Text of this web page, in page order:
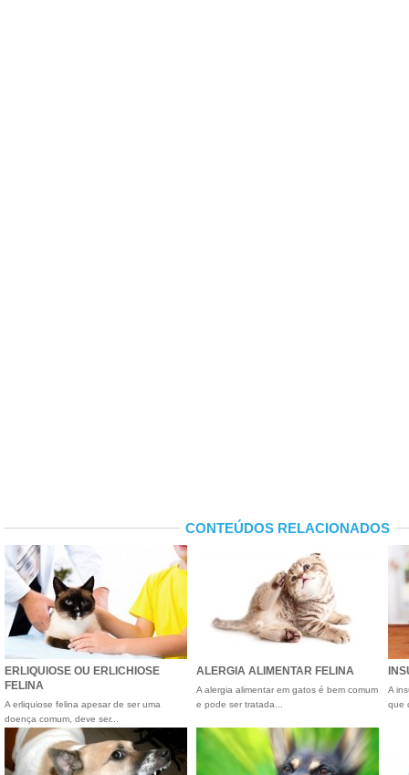
CONTEÚDOS RELACIONADOS
ERLIQUIOSE OU ERLICHIOSE
FELINA
A erliquiose felina apesar de ser uma
doença comum, deve ser...
ALERGIA ALIMENTAR FELINA
A alergia alimentar em gatos é bem comum
e pode ser tratada...
A
que